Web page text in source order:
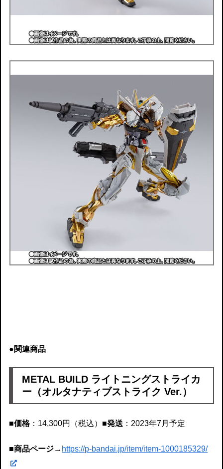
●関連商品
METAL BUILD ライトニングストライカ
ー（オルタナティブストライク Ver.）
■価格：14,300円（税込） ■発送 ：2023年7月予定
■商品ページ→ https://p-bandai.jp/item/item-1000185329/